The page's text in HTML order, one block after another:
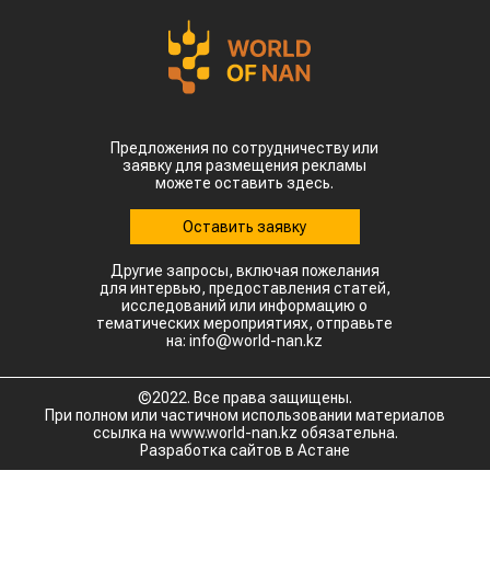
Предложения по сотрудничеству или
заявку для размещения рекламы
можете оставить здесь.
Оставить заявку
Другие запросы, включая пожелания
для интервью, предоставления статей,
исследований или информацию о
тематических мероприятиях, отправьте
на: info@world-nan.kz
©2022. Все права защищены.
При полном или частичном использовании материалов
ссылка на www.world-nan.kz обязательна.
Разработка сайтов в Астане